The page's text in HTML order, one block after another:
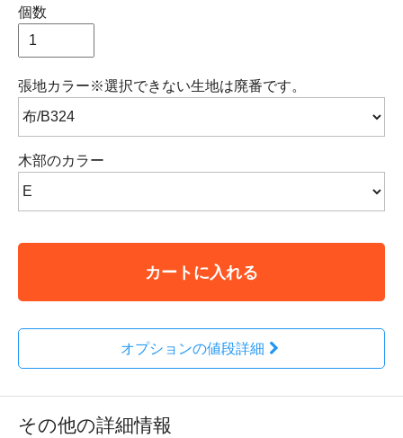
個数
張地カラー※選択できない生地は廃番です。
木部のカラー
カートに入れる
オプションの値段詳細
その他の詳細情報